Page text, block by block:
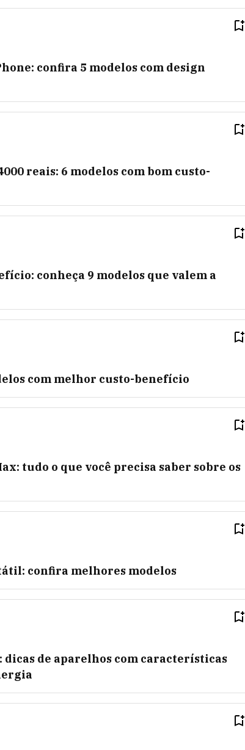
confira 5 modelos com design
reais: 6 modelos com bom custo-
conheça 9 modelos que valem a
com melhor custo-benefício
tudo o que você precisa saber sobre os
confira melhores modelos
dicas de aparelhos com características